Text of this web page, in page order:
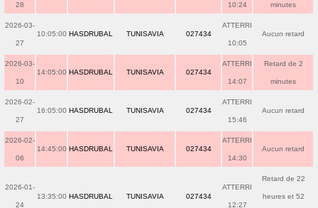
28 10:24 minutes
2026-03-
27
10:05:00 HASDRUBAL TUNISAVIA 027434
ATTERRI
10:05
Aucun retard
2026-03-
10
14:05:00 HASDRUBAL TUNISAVIA 027434
ATTERRI
14:07
Retard de 2
minutes
2026-02-
27
16:05:00 HASDRUBAL TUNISAVIA 027434
ATTERRI
15:46
Aucun retard
2026-02-
06
14:45:00 HASDRUBAL TUNISAVIA 027434
ATTERRI
14:30
Aucun retard
2026-01-
24
13:35:00 HASDRUBAL TUNISAVIA 027434
ATTERRI
12:27
Retard de 22
heures et 52